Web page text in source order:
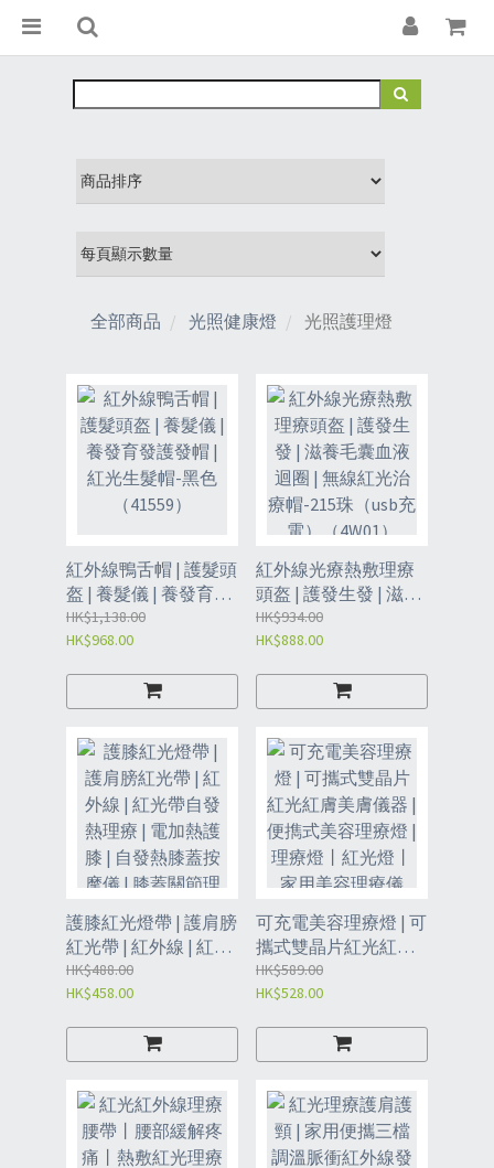
全部商品 光照健康燈 光照護理燈
紅外線鴨舌帽 | 護髮頭
盔 | 養髮儀 | 養發育發
護發帽 | 紅光生髮帽-
黑色（41559）
HK$1,138.00
HK$968.00
紅外線光療熱敷理療
頭盔 | 護發生發 | 滋養
毛囊血液迴圈 | 無線紅
光治療帽-215珠（usb
HK$934.00
HK$888.00
護膝紅光燈帶 | 護肩膀
紅光帶 | 紅外線 | 紅光
帶自發熱理療 | 電加熱
護膝 | 自發熱膝蓋按摩
器-黑色（4151）
HK$488.00
HK$458.00
可充電美容理療燈 | 可
攜式雙晶片紅光紅膚
美膚儀器 | 便擕式美容
理療燈 | 理療燈丨紅光
HK$589.00
HK$528.00